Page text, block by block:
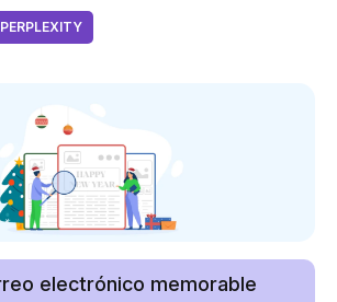
PERPLEXITY
electrónico memorable